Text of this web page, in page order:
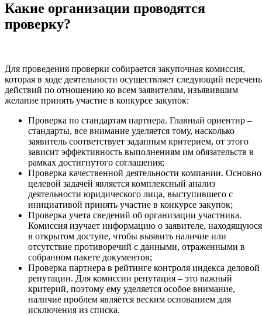
Какие организации проводятся
проверку?
Для проведения проверки собирается закупочная комиссия,
которая в ходе деятельности осуществляет следующий перечень
действий по отношению ко всем заявителям, изъявившим
желание принять участие в конкурсе закупок:
Проверка по стандартам партнера. Главный ориентир –
стандарты, все внимание уделяется тому, насколько
заявитель соответствует заданным критерием, от этого
зависит эффективность выполнениям им обязательств в
рамках достигнутого соглашения;
Проверка качественной деятельности компании.
целевой задачей является комплексный анализ
деятельности юридического лица, выступившего с
инициативой принять участие в конкурсе закупок;
Проверка учета сведений об организации участника.
Комиссия изучает информацию о заявителе, находящуюся
в открытом доступе, чтобы выявить наличие или
отсутствие противоречий с данными, отраженными в
собранном пакете документов;
Проверка партнера в рейтинге контроля индекса деловой
репутации. Для комиссии репутация – это важный
критерий, поэтому ему уделяется особое внимание,
наличие проблем является веским основанием для
исключения из списка.